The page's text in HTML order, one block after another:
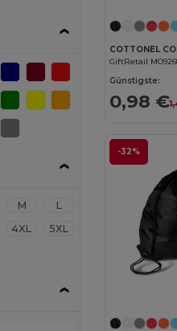
M
L
4XL
5XL
GiftRetail
Günstigste:
0,98 €
-32%